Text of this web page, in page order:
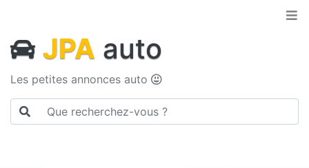
JPA auto
Les petites annonces auto